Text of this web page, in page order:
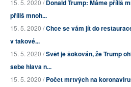
15. 5. 2020 /Donald Trump: Máme příliš
příliš mnoh...
15. 5. 2020 /Chce se vám jít do
v takové...
15. 5. 2020 /Svět je šokován, že Trump
sebe hlava n...
15. 5. 2020 /Počet mrtvých na